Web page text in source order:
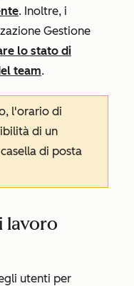
. Inoltre, i
Gestione
lo stato di
team.
l'orario di
di un
di posta
lavoro
utenti per